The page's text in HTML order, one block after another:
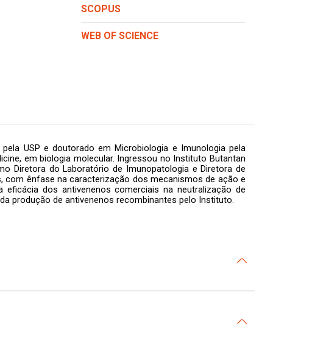
SCOPUS
WEB OF SCIENCE
USP e doutorado em Microbiologia e Imunologia pela
em biologia molecular. Ingressou no Instituto Butantan
Diretora do Laboratório de Imunopatologia e Diretora de
com ênfase na caracterização dos mecanismos de ação e
dos antivenenos comerciais na neutralização de
produção de antivenenos recombinantes pelo Instituto.